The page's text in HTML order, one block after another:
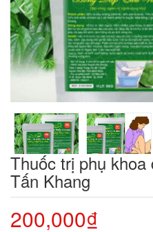
Thuốc trị phụ
Tấn Khang
200,000₫